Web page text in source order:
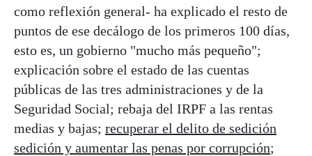
como reflexión general- ha explicado el resto de
puntos de ese decálogo de los primeros 100 días,
esto es, un gobierno "mucho más pequeño";
explicación sobre el estado de las cuentas
públicas de las tres administraciones y de la
Seguridad Social; rebaja del IRPF a las rentas
medias y bajas; recuperar el delito de sedición
sedición y aumentar las penas por corrupción;